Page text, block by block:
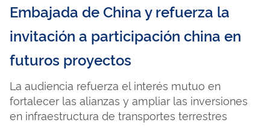
Embajada de China y refuerza la
invitación a participación china en
futuros proyectos
La audiencia refuerza el interés mutuo en
fortalecer las alianzas y ampliar las inversiones
en infraestructura de transportes terrestres